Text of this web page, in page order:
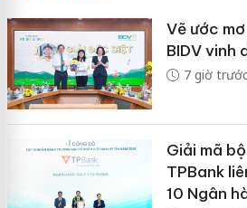
Vẽ ước
BIDV vinh
7 giờ
Giải mã
TPBank
10 Ngân